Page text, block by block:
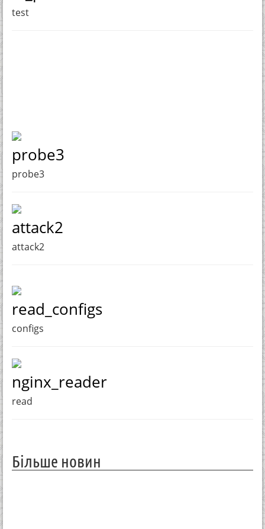
test
probe3
probe3
attack2
attack2
read_configs
configs
nginx_reader
read
Більше новин